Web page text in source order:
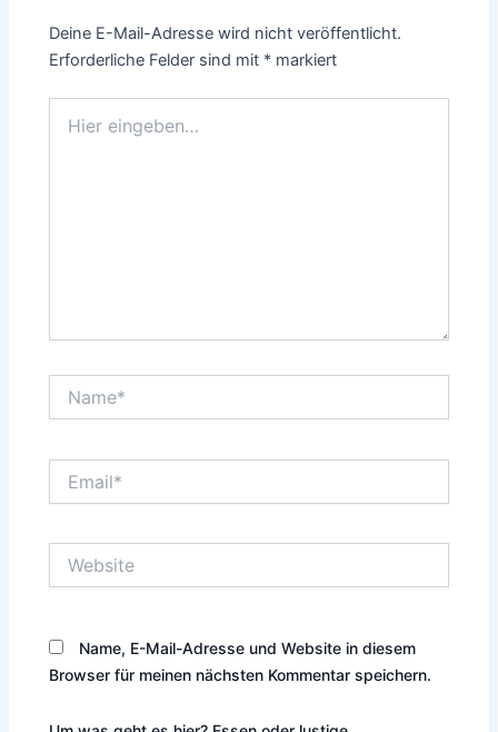
Deine E-Mail-Adresse wird nicht veröffentlicht.
Erforderliche Felder sind mit * markiert
eingeben…
Name, E-Mail-Adresse und Website in diesem
Browser für meinen nächsten Kommentar speichern.